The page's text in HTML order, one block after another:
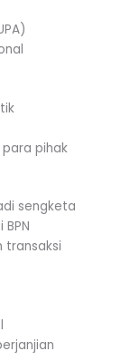
pihak
sengketa
transaksi